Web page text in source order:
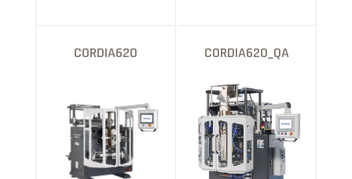
CORDIA620 CORDIA620_QA